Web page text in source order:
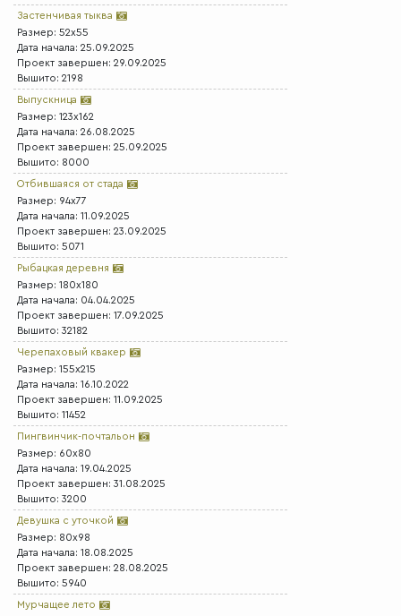
Застенчивая тыква
Размер: 52x55
Дата начала: 25.09.2025
Проект завершен: 29.09.2025
Вышито: 2198
Выпускница
Размер: 123x162
Дата начала: 26.08.2025
Проект завершен: 25.09.2025
Вышито: 8000
Отбившаяся от стада
Размер: 94x77
Дата начала: 11.09.2025
Проект завершен: 23.09.2025
Вышито: 5071
Рыбацкая деревня
Размер: 180x180
Дата начала: 04.04.2025
Проект завершен: 17.09.2025
Вышито: 32182
Черепаховый квакер
Размер: 155x215
Дата начала: 16.10.2022
Проект завершен: 11.09.2025
Вышито: 11452
Пингвинчик-почтальон
Размер: 60x80
Дата начала: 19.04.2025
Проект завершен: 31.08.2025
Вышито: 3200
Девушка с уточкой
Размер: 80x98
Дата начала: 18.08.2025
Проект завершен: 28.08.2025
Вышито: 5940
Мурчащее лето